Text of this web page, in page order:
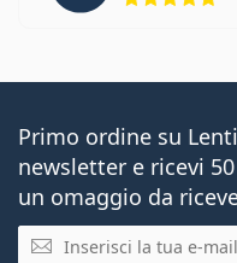
Primo ordine su
newsletter e ricevi
un omaggio da
E-mail